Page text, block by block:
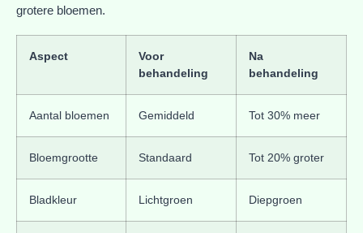
grotere bloemen.
Aspect
Voor
behandeling
Na
behandeling
Aantal bloemen Gemiddeld Tot 30% meer
Bloemgrootte Standaard Tot 20% groter
Bladkleur Lichtgroen Diepgroen